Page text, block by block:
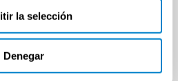
la selección
Denegar